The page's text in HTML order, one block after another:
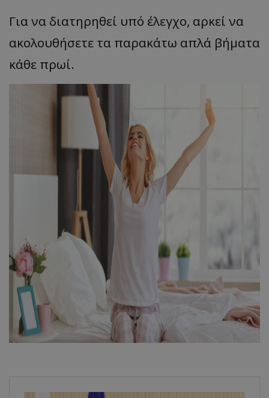
Για να διατηρηθεί υπό έλεγχο, αρκεί να
ακολουθήσετε τα παρακάτω απλά βήματα
κάθε πρωί.